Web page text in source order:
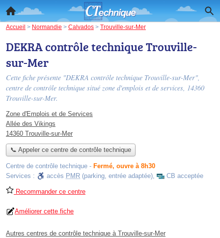
Accueil > Normandie > Calvados > Trouville-sur-Mer
DEKRA contrôle technique Trouville-
sur-Mer
Cette fiche présente "DEKRA contrôle technique Trouville-sur-Mer",
centre de contrôle technique situé zone d'emplois et de services, 14360
Trouville-sur-Mer.
Zone d'Emplois et de Services
Allée des Vikings
14360 Trouville-sur-Mer
📞 Appeler ce centre de contrôle technique
Centre de contrôle technique - Fermé, ouvre à 8h30
Services :
accès PMR (parking, entrée adaptée), CB acceptée
Recommander ce centre
Améliorer cette fiche
Autres centres de contrôle technique à Trouville-sur-Mer